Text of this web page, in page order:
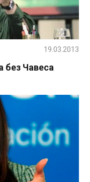
без Чавеса
19.03.2013